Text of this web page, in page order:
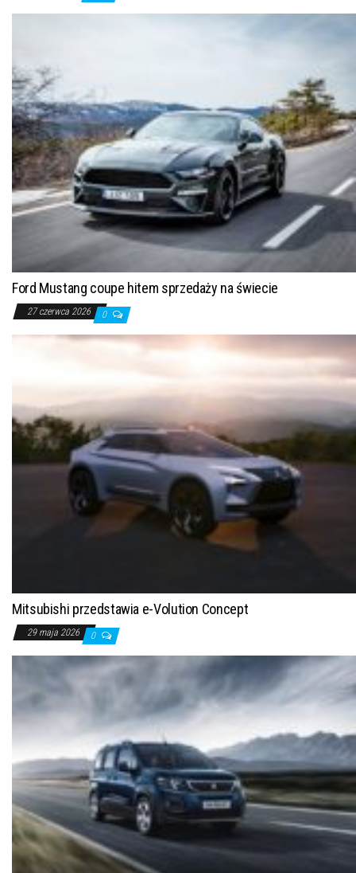
Ford Mustang coupe hitem sprzedaży na świecie
27 czerwca 2026 0
Mitsubishi przedstawia e-Volution Concept
29 maja 2026 0